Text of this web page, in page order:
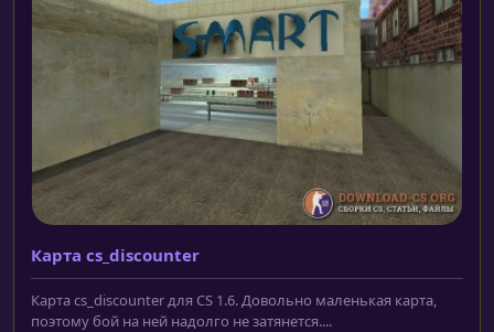
Карта cs_discounter
Карта cs_discounter для CS 1.6. Довольно маленькая карта,
поэтому бой на ней надолго не затянется....